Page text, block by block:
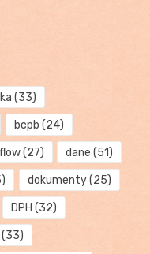
(33)
bcpb (24)
(27) dane (51)
dokumenty(25)
DPH (32)
(33)